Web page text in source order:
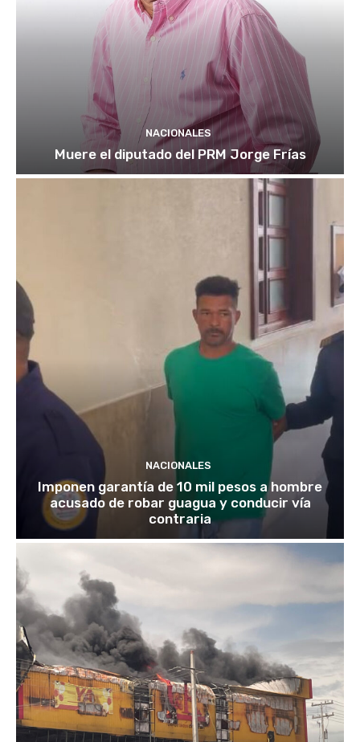
NACIONALES
Muere el diputado del PRM Jorge Frías
NACIONALES
Imponen garantía de 10 mil pesos a hombre
acusado de robar guagua y conducir vía
contraria